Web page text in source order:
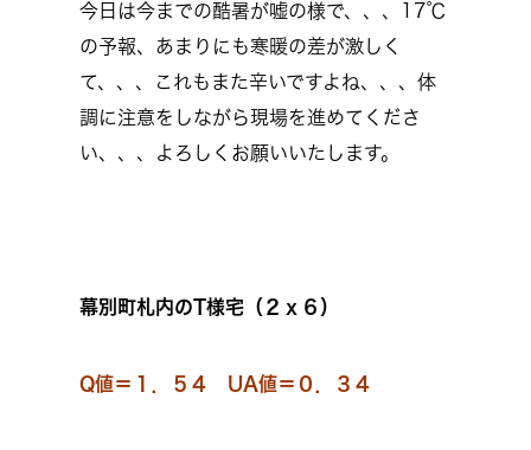
今日は今までの酷暑が嘘の様で、、、17℃
の予報、あまりにも寒暖の差が激しく
て、、、これもまた辛いですよね、、、体
調に注意をしながら現場を進めてくださ
い、、、よろしくお願いいたします。
幕別町札内のT様宅（２ｘ６）
Q値＝１．５４ UA値＝０．３４